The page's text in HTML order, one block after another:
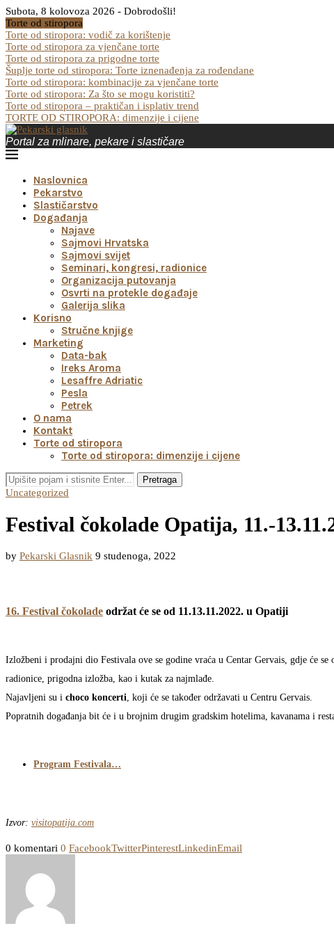
Subota, 8 kolovoza 2026 - Dobrodošli!
Torte od stiropora
Torte od stiropora: vodič za korištenje
Torte od stiropora za vjenčane torte
Torte od stiropora za prigodne torte
Šuplje torte od stiropora: Torte iznenađenja za rođendane
Torte od stiropora: kombinacije za vjenčane torte
Torte od stiropora: Za što se mogu koristiti?
Torte od stiropora – praktičan i isplativ trend
TORTE OD STIROPORA: dimenzije i cijene
Portal za mlinare, pekare i slastičare
Naslovnica
Pekarstvo
Slastičarstvo
Događanja
Najave
Sajmovi Hrvatska
Sajmovi svijet
Seminari, kongresi, radionice
Organizacija putovanja
Osvrti na protekle događaje
Galerija slika
Korisno
Stručne knjige
Marketing
Data-bak
Ireks Aroma
Lesaffre Adriatic
Pesla
Petrek
O nama
Kontakt
Torte od stiropora
Torte od stiropora: dimenzije i cijene
Pretraga
Uncategorized
Festival čokolade Opatija, 11.-
by Pekarski Glasnik 9 studenoga, 2022
16. Festival čokolade održat će se od 11.13.11.2022. u Opatiji
Izložbeni i prodajni dio Festivala ove se godine vraća u Centar Gervais, gdje će
radionice, prigodna izložba, kao i kutak za najmlađe.
Najavljeni su i choco koncerti, koji će se također održavati u Centru Gervais.
Popratnih događanja bit će i u brojnim drugim gradskim hotelima, kavanama i
Program Festivala…
Izvor: visitopatija.com
0 komentari 0 FacebookTwitterPinterestLinkedinEmail